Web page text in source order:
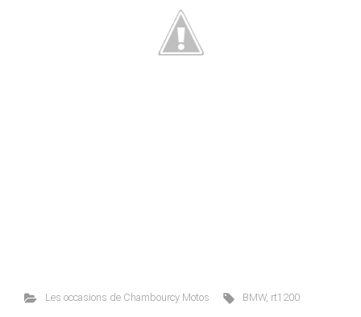
Les occasions de Chambourcy Motos BMW, rt1200